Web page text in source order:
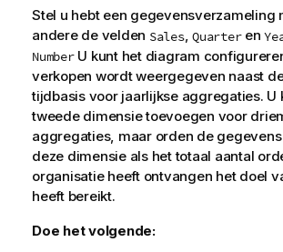
r
m
a
t
i
e
Stel u hebt een gegevensverzameling
andere de velden Sales, Quarteren
NumberU kunt het diagram
verkopen wordt weergegeven naast
tijdbasis voor jaarlijkse aggregaties. U
tweede dimensie toevoegen voor
aggregaties, maar orden de
deze dimensie als het totaal aantal
organisatie heeft ontvangen het doel
heeft bereikt.
Doe het volgende: